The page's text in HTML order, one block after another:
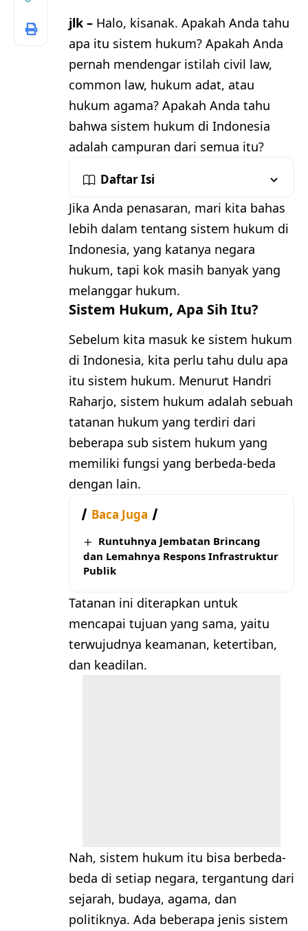
jlk – Halo, kisanak. Apakah Anda tahu
apa itu sistem hukum? Apakah Anda
pernah mendengar istilah civil law,
common law, hukum adat, atau
hukum agama? Apakah Anda tahu
bahwa sistem hukum di Indonesia
adalah campuran dari semua itu?
Daftar Isi
Jika Anda penasaran, mari kita bahas
lebih dalam tentang sistem hukum di
Indonesia, yang katanya negara
hukum, tapi kok masih banyak yang
melanggar hukum.
Sistem Hukum, Apa Sih Itu?
Sebelum kita masuk ke sistem hukum
di Indonesia, kita perlu tahu dulu apa
itu sistem hukum. Menurut Handri
Raharjo, sistem hukum adalah sebuah
tatanan hukum yang terdiri dari
beberapa sub sistem hukum yang
memiliki fungsi yang berbeda-beda
dengan lain.
Baca Juga
Runtuhnya Jembatan Brincang
dan Lemahnya Respons Infrastruktur
Publik
Tatanan ini diterapkan untuk
mencapai tujuan yang sama, yaitu
terwujudnya keamanan, ketertiban,
dan keadilan.
Nah, sistem hukum itu bisa berbeda-
beda di setiap negara, tergantung dari
sejarah, budaya, agama, dan
politiknya. Ada beberapa jenis sistem